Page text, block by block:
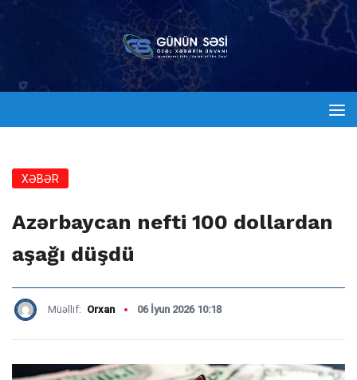
XƏBƏR
Azərbaycan nefti 100 dollardan
aşağı düşdü
Müəllif: Orxan 06 İyun 2026 10:18